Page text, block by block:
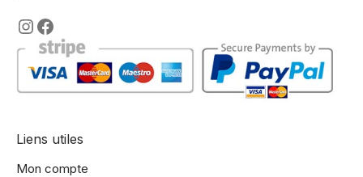
https://www.instagram.com/
https://www.facebook.com/
Liens utiles
Mon compte